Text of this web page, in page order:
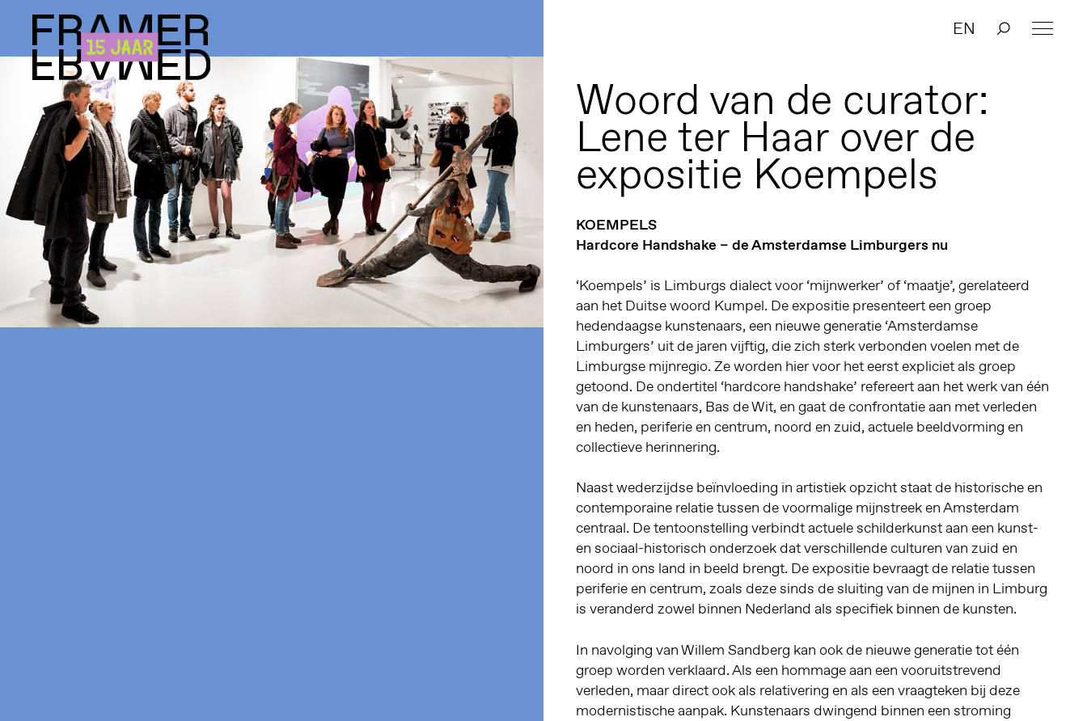
EN
Woord van de curator:
Lene ter Haar over de
expositie Koempels
KOEMPELS
Hardcore Handshake – de Amsterdamse Limburgers nu
‘Koempels’ is Limburgs dialect voor ‘mijnwerker’ of ‘maatje’, gerelateerd
aan het Duitse woord Kumpel. De expositie presenteert een groep
hedendaagse kunstenaars, een nieuwe generatie ‘Amsterdamse
Limburgers’ uit de jaren vijftig, die zich sterk verbonden voelen met de
Limburgse mijnregio. Ze worden hier voor het eerst expliciet als groep
getoond. De ondertitel ‘hardcore handshake’ refereert aan het werk van één
van de kunstenaars, Bas de Wit, en gaat de confrontatie aan met verleden
en heden, periferie en centrum, noord en zuid, actuele beeldvorming en
collectieve herinnering.
Naast wederzijdse beïnvloeding in artistiek opzicht staat de historische en
contemporaine relatie tussen de voormalige mijnstreek en Amsterdam
centraal. De tentoonstelling verbindt actuele schilderkunst aan een kunst-
en sociaal-historisch onderzoek dat verschillende culturen van zuid en
noord in ons land in beeld brengt. De expositie bevraagt de relatie tussen
periferie en centrum, zoals deze sinds de sluiting van de mijnen in Limburg
is veranderd zowel binnen Nederland als specifiek binnen de kunsten.
In navolging van Willem Sandberg kan ook de nieuwe generatie tot één
groep worden verklaard. Als een hommage aan een vooruitstrevend
verleden, maar direct ook als relativering en als een vraagteken bij deze
modernistische aanpak. Kunstenaars dwingend binnen een stroming